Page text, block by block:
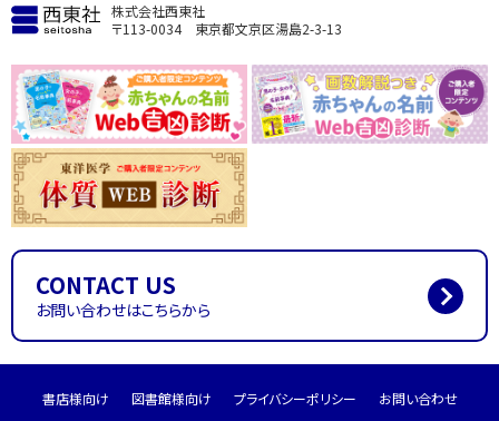
株式会社西東社
〒113-0034 東京都文京区湯島2-3-13
CONTACT US
お問い合わせはこちらから
書店様向け 図書館様向け プライバシーポリシー お問い合わせ